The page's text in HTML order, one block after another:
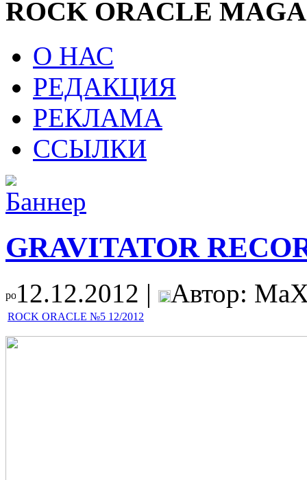
ROCK ORACLE
О НАС
РЕДАКЦИЯ
РЕКЛАМА
ССЫЛКИ
GRAVITATOR
12.12.2012 | Автор:
ROCK ORACLE №5 12/2012